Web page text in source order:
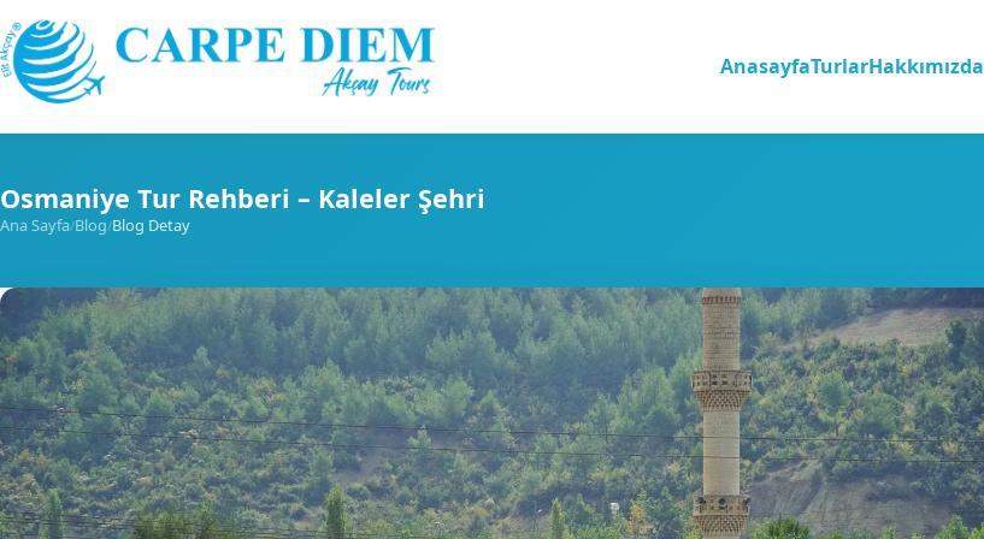
Skip to content
AnasayfaTurlarHakkımızda
Osmaniye Tur Rehberi – Kaleler Şehri
Ana Sayfa/Blog/Blog Detay